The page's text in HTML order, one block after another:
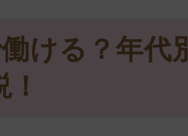
ける？年代